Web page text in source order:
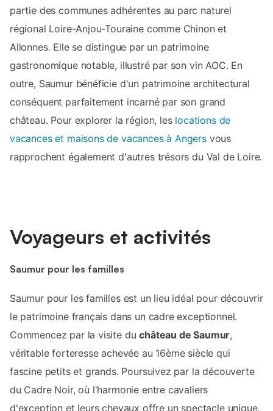
partie des communes adhérentes au parc naturel
régional Loire-Anjou-Touraine comme Chinon et
Allonnes. Elle se distingue par un patrimoine
gastronomique notable, illustré par son vin AOC. En
outre, Saumur bénéficie d'un patrimoine architectural
conséquent parfaitement incarné par son grand
château. Pour explorer la région, les locations de
vacances et maisons de vacances à Angersvous
rapprochent également d'autres trésors du Val de Loire.
Voyageurs et activités
Saumur pour les familles
Saumur pour les familles est un lieu idéal pour découvrir
le patrimoine français dans un cadre exceptionnel.
Commencez par la visite duchâteau de Saumur,
véritable forteresse achevée au 16ème siècle qui
fascine petits et grands. Poursuivez par la découverte
du Cadre Noir, où l'harmonie entre cavaliers
d'exception et leurs chevaux offre un spectacle unique.